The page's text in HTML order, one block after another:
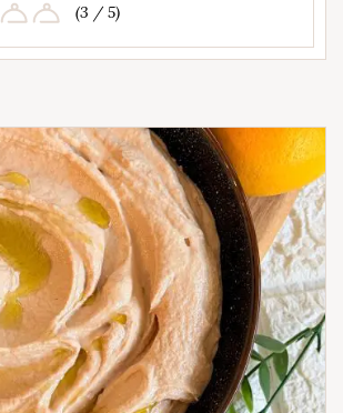
(3 / 5)